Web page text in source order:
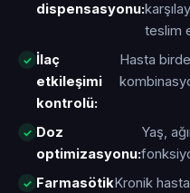
dispensasyonu:
teslim
İlaç
etkileşimi
kontrolü:
Hasta
Doz
optimizasyonu:
Yaş,
FarmasötikKronik